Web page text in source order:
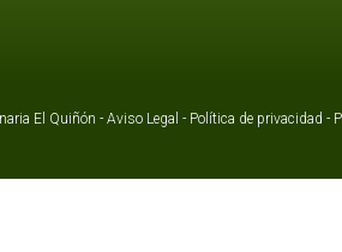
El Quiñón - Aviso Legal - Política de privacidad -